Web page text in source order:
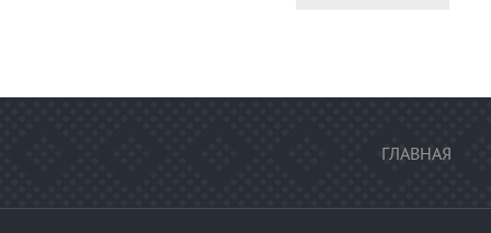
ГЛАВНАЯ